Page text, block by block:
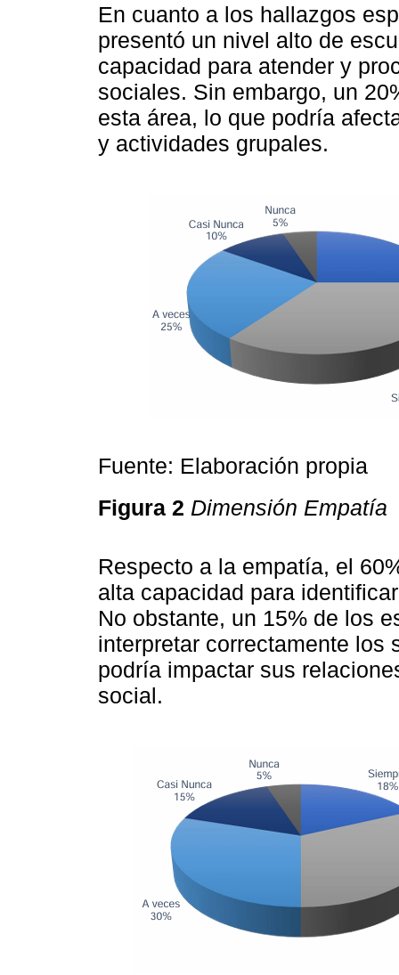
En cuanto a los hallazgos
presentó un nivel alto de
capacidad para atender y
sociales. Sin embargo, un
esta área, lo que podría
y actividades grupales.
Fuente: Elaboración propia
Figura 2 Dimensión Empatía
Respecto a la empatía, el
alta capacidad para
No obstante, un 15% de los
interpretar correctamente los
podría impactar sus
social.